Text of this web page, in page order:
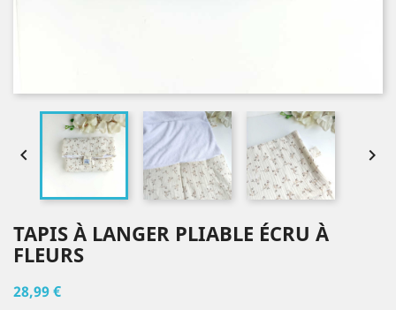
 
TAPIS À LANGER PLIABLE ÉCRU À
FLEURS
28,99 €